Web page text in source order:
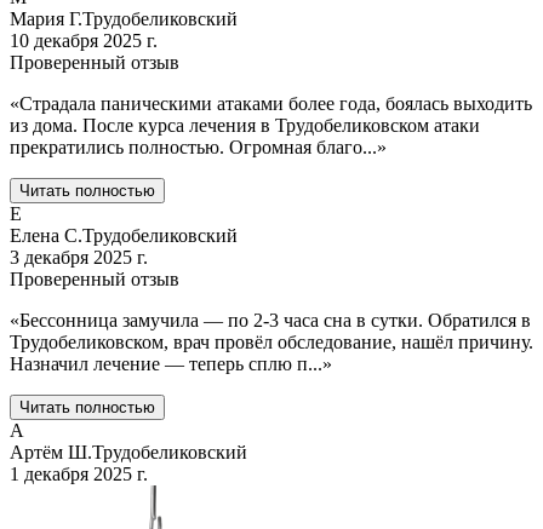
Мария Г.Трудобеликовский
10 декабря 2025 г.
Проверенный отзыв
«Страдала паническими атаками более года, боялась выходить
из дома. После курса лечения в Трудобеликовском атаки
прекратились полностью. Огромная благо...»
Читать полностью
Е
Елена С.Трудобеликовский
3 декабря 2025 г.
Проверенный отзыв
«Бессонница замучила — по 2-3 часа сна в сутки. Обратился в
Трудобеликовском, врач провёл обследование, нашёл причину.
Назначил лечение — теперь сплю п...»
Читать полностью
А
Артём Ш.Трудобеликовский
1 декабря 2025 г.